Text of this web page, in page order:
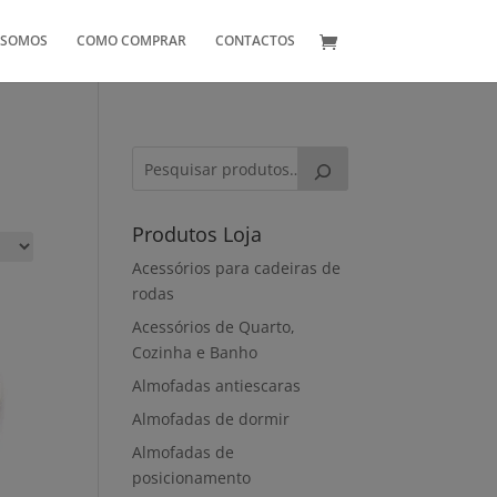
COMO COMPRAR CONTACTOS
Produtos Loja
Acessórios para cadeiras de
rodas
Acessórios de Quarto,
Cozinha e Banho
Almofadas antiescaras
Almofadas de dormir
Almofadas de
posicionamento